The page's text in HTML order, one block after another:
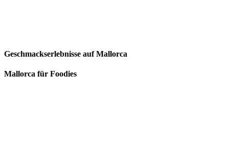
Geschmackserlebnisse auf Mallorca
Mallorca für Foodies